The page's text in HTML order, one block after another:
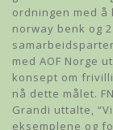
ordningen med å
norway benk og
med AOF Norge
konsept om
nå dette målet.
Grandi uttalte,
eksemplene og